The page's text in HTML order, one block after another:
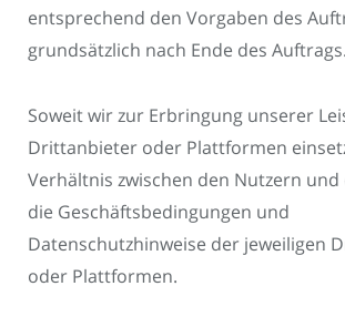
entsprechend den Vorgaben des
grundsätzlich nach Ende des Auftrags.
Soweit wir zur Erbringung unserer
Drittanbieter oder Plattformen
Verhältnis zwischen den Nutzern
die Geschäftsbedingungen und
Datenschutzhinweise der jeweiligen
oder Plattformen.